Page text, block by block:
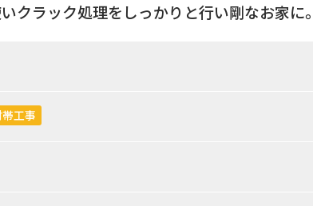
クラック処理をしっかりと行い剛なお家に
帯工事